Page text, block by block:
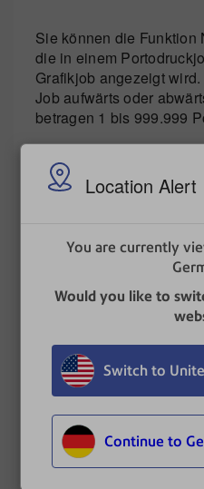
Location Alert
You are currently
Would you like to
Switch to
Continue to
Sie können die Funktion
die in einem
Grafikjob angezeigt
Job aufwärts oder
betragen 1 bis 999.999
Kuverts bedrucken
Tippen Sie aufEKP-
Schieben Sie den
Numerator in die
Absteigendoder
Geben Sie die
Tippen Sie auf
Im Bildschirm
Nummer angezeigt.
AKTUALISIERT: 19.